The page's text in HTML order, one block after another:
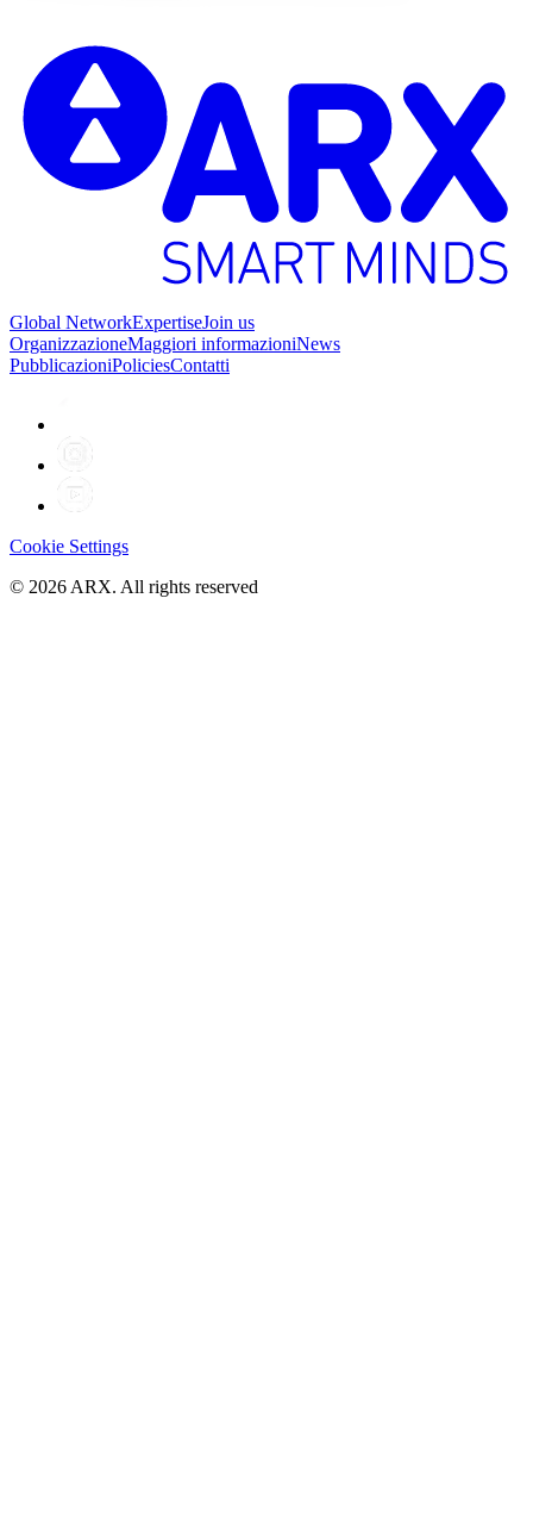
Global NetworkExpertiseJoin us
OrganizzazioneMaggiori informazioniNews
PubblicazioniPoliciesContatti
Cookie Settings
© 2026 ARX. All rights reserved